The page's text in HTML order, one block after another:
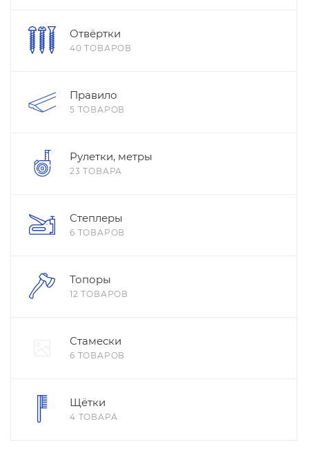
Отвёртки
40 ТОВАРОВ
Правило
5 ТОВАРОВ
Рулетки, метры
23 ТОВАРА
Степлеры
6 ТОВАРОВ
Топоры
12 ТОВАРОВ
Стамески
6 ТОВАРОВ
Щётки
4 ТОВАРА